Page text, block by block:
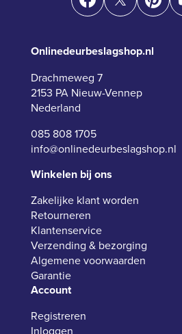
Onlinedeurbeslagshop.nl
Drachmeweg 7
2153 PA Nieuw-Vennep
Nederland
085 808 1705
info@onlinedeurbeslagshop.nl
Winkelen bij ons
Zakelijke klant worden
Retourneren
Klantenservice
Verzending & bezorging
Algemene voorwaarden
Garantie
Account
Registreren
Inloggen